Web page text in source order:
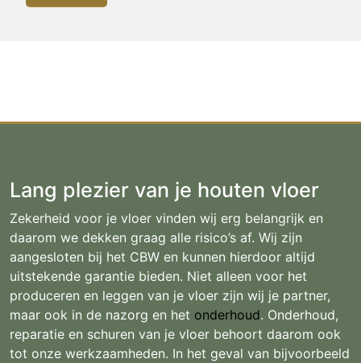
Lang plezier van je houten vloer
Zekerheid voor je vloer vinden wij erg belangrijk en
daarom we dekken graag alle risico’s af. Wij zijn
aangesloten bij het CBW en kunnen hierdoor altijd
uitstekende garantie bieden. Niet alleen voor het
produceren en leggen van je vloer zijn wij je partner,
maar ook in de nazorg en het onderhoud. Onderhoud,
reparatie en schuren van je vloer behoort daarom ook
tot onze werkzaamheden. In het geval van bijvoorbeeld